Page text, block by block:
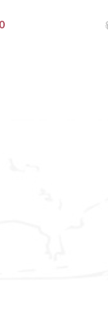
El